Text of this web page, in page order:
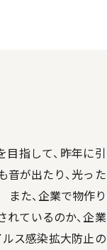
指して、昨年に引
音が出たり、光った
また、企業で物作り
ているのか、企業
ス感染拡大防止の